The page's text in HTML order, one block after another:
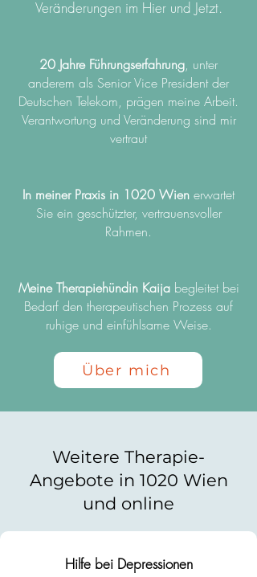
Veränderungen im Hier und Jetzt.
20 Jahre Führungserfahrung, unter
anderem als Senior Vice President der
Deutschen Telekom, prägen meine Arbeit.
Verantwortung und Veränderung sind mir
vertraut
In meiner Praxis in 1020 Wien erwartet
Sie ein geschützter, vertrauensvoller
Rahmen.
Meine Therapiehündin Kaija begleitet bei
Bedarf den therapeutischen Prozess auf
ruhige und einfühlsame Weise.
Über mich
Weitere Therapie-
Angebote in 1020 Wien
und online
Hilfe bei Depressionen